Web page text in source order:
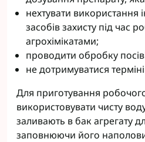
нехтувати використання
засобів захисту під час
агрохімікатами;
проводити обробку
не дотримуватися
Для приготування
використовувати чисту
заливають в бак агрегату
заповнюючи його